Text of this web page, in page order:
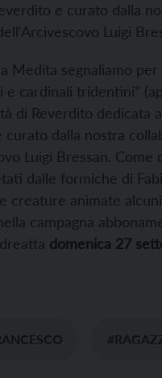
e curato dalla
Luigi
Medita segnaliamo
e cardinali tridentini”
di Reverdito dedicata
curato dalla nostra
Luigi Bressan.
dalle formiche di
creature animate
campagna
domenica 27